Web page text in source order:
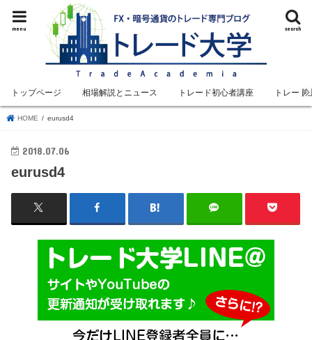
search
menu
トップページ 相場解説とニュース トレード初心者講座 トレード
HOME eurusd4
2018.07.06
eurusd4